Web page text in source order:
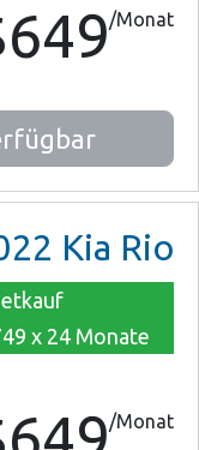
/Monat
Kia Rio
x 24 Monate
/Monat